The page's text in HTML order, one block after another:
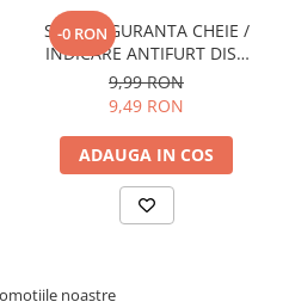
-0 RON
SNUR SIGURANTA CHEIE /
INDICARE ANTIFURT DISC
ATV / MOTO / JETSKI /
SNOWMOBILE - OX795
9,99 RON
9,49 RON
ADAUGA IN COS
noastre